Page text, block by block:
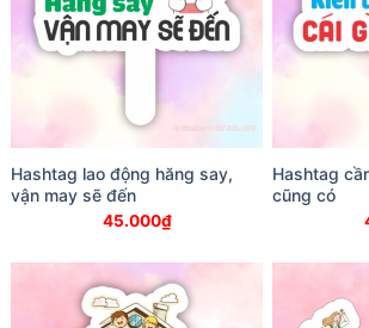
Hashtag lao động hăng say,
vận may sẽ đến
45.000₫
Hashtag
cũng có